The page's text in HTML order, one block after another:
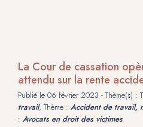
La Cour de cassation
attendu sur la rente
Publié le 06 février 2023 - Thème(s) :
travail, Thème : Accident de travail,
: Avocats en droit des victimes